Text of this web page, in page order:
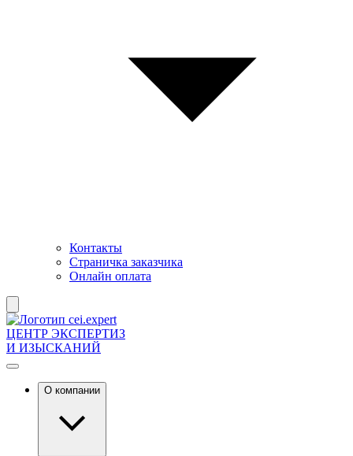
Контакты
Страничка заказчика
Онлайн оплата
ЦЕНТР ЭКСПЕРТИЗ
И ИЗЫСКАНИЙ
О компании